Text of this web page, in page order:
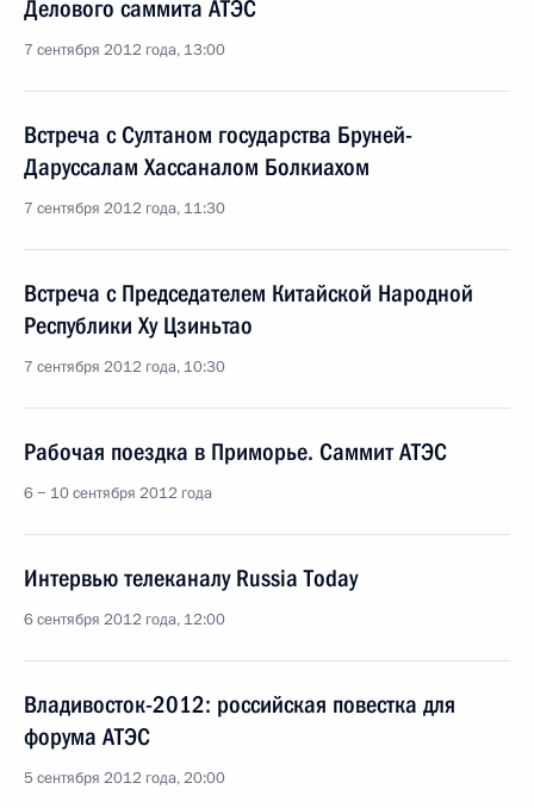
Делового саммита АТЭС
7 сентября 2012 года, 13:00
Встреча с Султаном государства Бруней-
Даруссалам Хассаналом Болкиахом
7 сентября 2012 года, 11:30
Встреча с Председателем Китайской Народной
Республики Ху Цзиньтао
7 сентября 2012 года, 10:30
Рабочая поездка в Приморье. Саммит АТЭС
6 − 10 сентября 2012 года
Интервью телеканалу Russia Today
6 сентября 2012 года, 12:00
Владивосток-2012: российская повестка для
форума АТЭС
5 сентября 2012 года, 20:00